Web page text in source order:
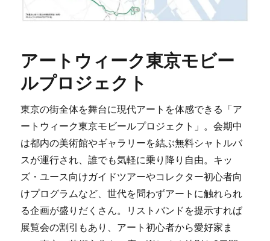
アートウィーク東京モビー
ルプロジェクト
東京の街全体を舞台に現代アートを体感できる「ア
ートウィーク東京モビールプロジェクト」。会期中
は都内の美術館やギャラリーを結ぶ無料シャトルバ
スが運行され、誰でも気軽に乗り降り自由。キッ
ズ・ユース向けガイドツアーやコレクター初心者向
けプログラムなど、世代を問わずアートに触れられ
る企画が盛りだくさん。リストバンドを提示すれば
展覧会の割引もあり、アート初心者から愛好家ま